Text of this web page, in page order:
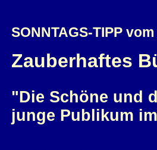
SONNTAGS-TIPP
Zauberhaftes
"Die Schöne und
junge Publikum